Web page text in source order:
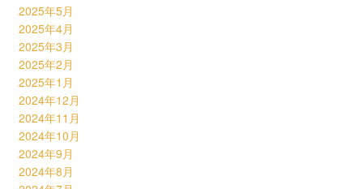
2025年5月
2025年4月
2025年3月
2025年2月
2025年1月
2024年12月
2024年11月
2024年10月
2024年9月
2024年8月